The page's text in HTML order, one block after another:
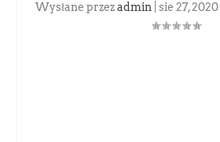
Wysłane przezadmin sie 27, 2020|